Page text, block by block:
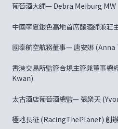
葡萄酒大師— Debra Meiburg MW
中國寧夏銀色高地首席釀酒師兼
國泰航空航務董事— 唐安娜
香港交易所監管合規主管兼董事
Kwan)
太古酒店葡萄酒總監— 張樂天
極地長征 (RacingThePlanet) 創